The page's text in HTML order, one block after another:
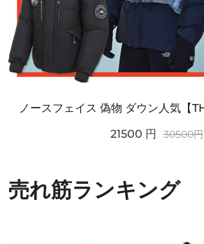
21500 円 30500円
売れ筋ランキング